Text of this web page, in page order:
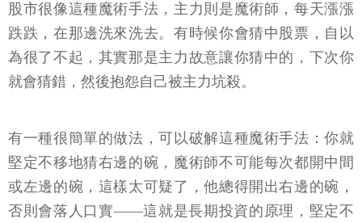
股市很像這種魔術手法，主力則是魔術師，每天漲漲
跌跌，在那邊洗來洗去。有時候你會猜中股票，自以
為很了不起，其實那是主力故意讓你猜中的，下次你
就會猜錯，然後抱怨自己被主力坑殺。
有一種很簡單的做法，可以破解這種魔術手法：你就
堅定不移地猜右邊的碗，魔術師不可能每次都開中間
或左邊的碗，這樣太可疑了，他總得開出右邊的碗，
否則會落人口實——這就是長期投資的原理，堅定不